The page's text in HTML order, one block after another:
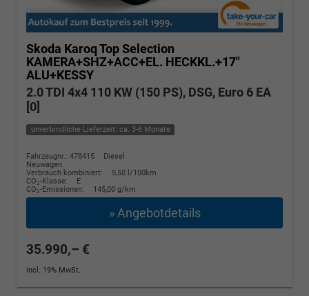
Skoda KaroqTop Selection
KAMERA+SHZ+ACC+EL. HECKKL.+17"
ALU+KESSY
2.0 TDI 4x4 110 KW (150 PS), DSG, Euro 6 EA
[0]
unverbindliche Lieferzeit: ca. 3-6 Monate
Fahrzeugnr.: 478415
Diesel
Neuwagen
Verbrauch kombiniert:
5,50 l/100km
CO2-Klasse:
E
CO2-Emissionen: 145,00 g/km
» Angebotdetails
35.990,– €
incl. 19% MwSt.